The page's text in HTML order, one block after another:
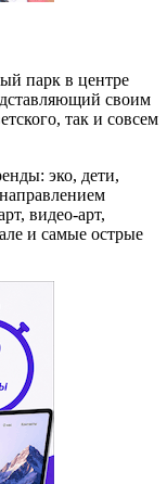
парк в центре
своим
так и совсем
эко, дети,
видео-арт,
и самые острые